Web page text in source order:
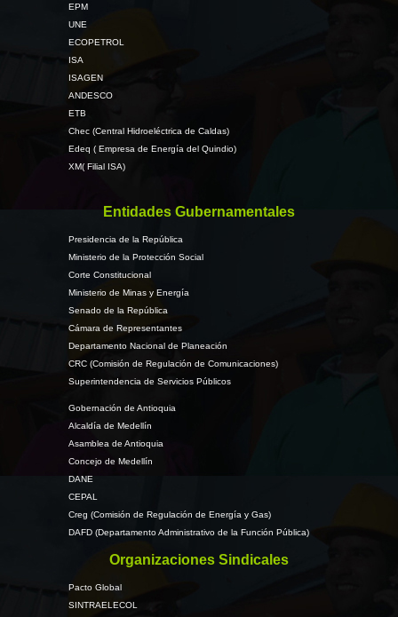
EPM
UNE
ECOPETROL
ISA
ISAGEN
ANDESCO
ETB
Chec (Central Hidroeléctrica de Caldas)
Edeq ( Empresa de Energía del Quindio)
XM( Filial ISA)
Entidades Gubernamentales
Presidencia de la República
Ministerio de la Protección Social
Corte Constitucional
Ministerio de Minas y Energía
Senado de la República
Cámara de Representantes
Departamento Nacional de Planeación
CRC (Comisión de Regulación de Comunicaciones)
Superintendencia de Servicios Públicos
Gobernación de Antioquia
Alcaldía de Medellín
Asamblea de Antioquia
Concejo de Medellín
DANE
CEPAL
Creg (Comisión de Regulación de Energía y Gas)
DAFD (Departamento Administrativo de la Función Pública)
Organizaciones Sindicales
Pacto Global
SINTRAELECOL